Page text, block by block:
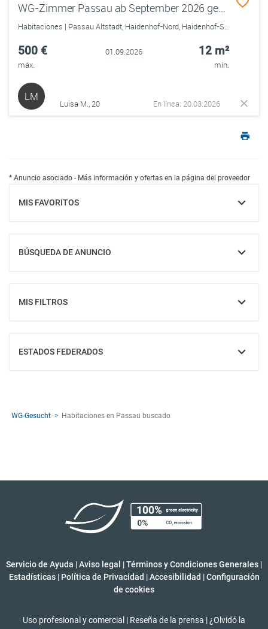
WG-Zimmer Passau ab September 2026 gesucht! Ab Okt. KuWi-Studentin, aktuell Freiwillige in Buenos Aires
Habitaciones | Passau Altstadt, Haidenhof-Nord, Haidenhof-Süd, Innstadt
500 €
máx.
01.09.2026 12 m²
mín.
LM
Luisa M., 20 En línea: 20.03.2026
* Anuncio asociado - Más información y ofertas en la página del proveedor
MIS FAVORITOS
MOSTRAR
BÚSQUEDA DE ANUNCIO
MOSTRAR
MIS FILTROS
MOSTRAR
ESTADOS FEDERADOS
MOSTRAR
WG-Gesucht Habitaciones en Passau buscado
Servicio de Ayuda |Aviso legal |Términos y Condiciones Generales |
Estadísticas | Política de Privacidad | Accesibilidad | Configuración
de cookies
Uso profesional y comercial | Reseña de la prensa | ¿Olvidó la